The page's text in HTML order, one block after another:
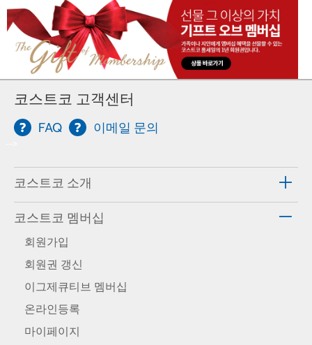
코스트코 고객센터
FAQ 이메일 문의
코스트코 소개
코스트코 멤버십
회원가입
회원권 갱신
이그제큐티브 멤버십
온라인등록
마이페이지